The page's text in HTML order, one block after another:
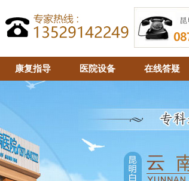
康复指导 医院设备 在线答疑